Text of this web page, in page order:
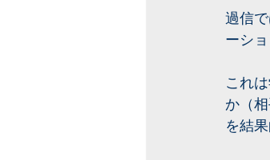
過信
ーシ
これ
か（
を結